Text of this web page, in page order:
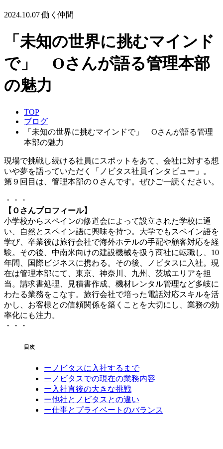
2024.10.07 働く仲間
「未知の世界に挑むマインド
で」 Oさんが語る管理本部
の魅力
TOP
ブログ
「未知の世界に挑むマインドで」 Oさんが語る管理
本部の魅力
現場で挑戦し続ける社員にスポットをあて、会社に対する想
いや夢を語っていただく「ノビタス社員インタビュー」。
第９回目は、管理本部のＯさんです。ぜひご一読ください。
・・・
【Ｏさんプロフィール】
小学校からスペインの修道会によって設立された学校に通
い、自然とスペイン語に興味を持つ。大学でもスペイン語を
学び、卒業後は旅行会社で海外ホテルの手配や顧客対応を経
験。その後、中南米向けの建設機械を扱う商社に転職し、10
年間、国際ビジネスに携わる。その後、ノビタスに入社。現
在は管理本部にて、東京、神奈川、九州、茨城エリアを担
当。請求書処理、見積書作成、機材レンタル管理など多岐に
わたる業務をこなす。旅行会社で培った電話対応スキルを活
かし、お客様との信頼関係を築くことを大切にし、業務の効
率化にも注力。
・・・
目次
ーノビタスに入社するまで
ーノビタスでの現在の業務内容
ー入社直後の大きな挑戦
ー他社とノビタスとの違い
ー仕事とプライベートのバランス